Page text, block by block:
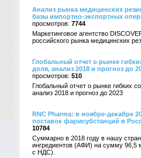
Анализ рынка медицинских
базы импортно-экспортных
7744
Маркетинговое агентство
российского рынка медицинских
Глобальный отчет о рынке
доля, анализ 2018 и прогноз до
510
Глобальный отчет о рынке гибких
анализ 2018 и прогноз до 2023
RNC Pharma: в ноябре-декабре
поставок фармсубстанций в
10784
Суммарно в 2018 году в нашу
ингредиентов (АФИ) на сумму 96,5
с НДС).